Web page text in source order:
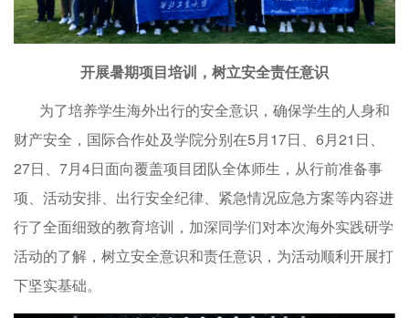
开展暑期项目培训，树立安全责任意识
为了培养学生海外出行的安全意识，确保学生的人身和
财产安全，国际合作处及学院分别在5月17日、6月21日、
27日、7月4日面向覆盖项目团队全体师生，从行前准备事
项、活动安排、出行安全纪律、紧急情况应急方案等内容进
行了全面细致的教育培训，加深同学们对本次海外实践研学
活动的了解，树立安全意识和责任意识，为活动顺利开展打
下坚实基础。